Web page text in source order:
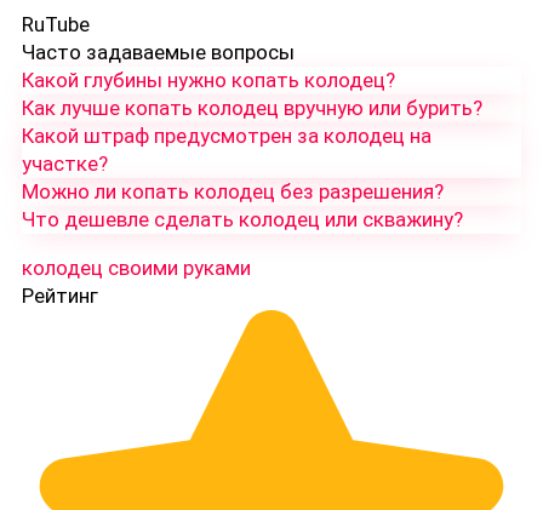
RuTube
Часто задаваемые вопросы
Какой глубины нужно копать колодец?
Как лучше копать колодец вручную или бурить?
Какой штраф предусмотрен за колодец на
участке?
Можно ли копать колодец без разрешения?
Что дешевле сделать колодец или скважину?
колодец своими руками
Рейтинг